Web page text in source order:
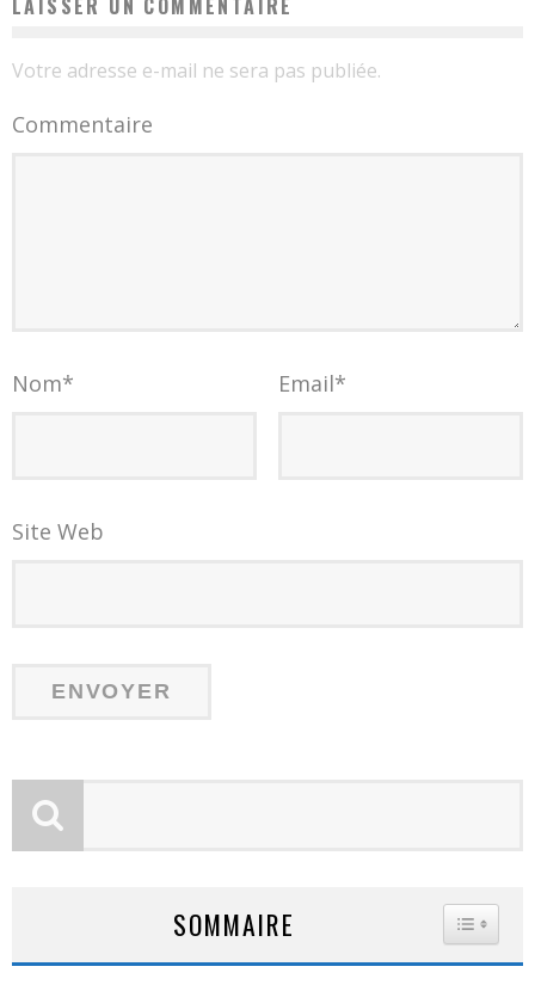
LAISSER UN COMMENTAIRE
Votre adresse e-mail ne sera pas publiée.
Commentaire
Nom* Email*
Site Web
SOMMAIRE